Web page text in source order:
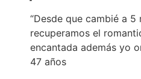
“Desde que cambié a 5
recuperamos el
encantada además yo
47 años